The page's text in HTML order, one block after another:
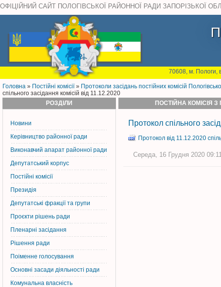
ОФІЦІЙНИЙ САЙТ ПОЛОГІВСЬКОЇ РАЙОННОЇ РАДИ ЗАПОРІЗЬКОЇ
70608, м. Пологи,
Головна » Постiйнi комiсiї» Протоколи засідань постійних комісій
спільного засідання комісій від 11.12.2020
РОЗДІЛИ
Новини
Керiвництво районної ради
Виконавчий апарат районної ради
Депутатський корпус
Постiйнi комiсiї
Президія
Депутатські фракції та групи
Проєкти рішень ради
Пленарні засідання
Рішення ради
Поіменне голосування
Основні засади діяльності ради
Комунальна власність
ПОСТІЙНА КОМІСІЯ
Протокол спільного
Протокол від 11.12.2020
Середа, 16 Грудня 2020